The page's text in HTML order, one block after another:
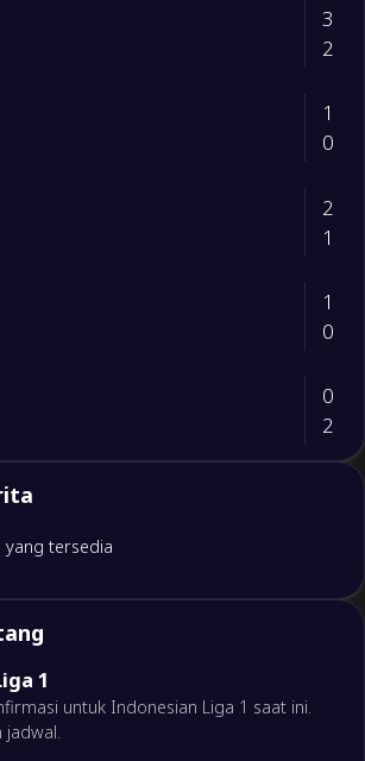
3
2
1
0
2
1
1
0
0
2
yang tersedia
1
untuk Indonesian Liga 1 saat ini.
jadwal.